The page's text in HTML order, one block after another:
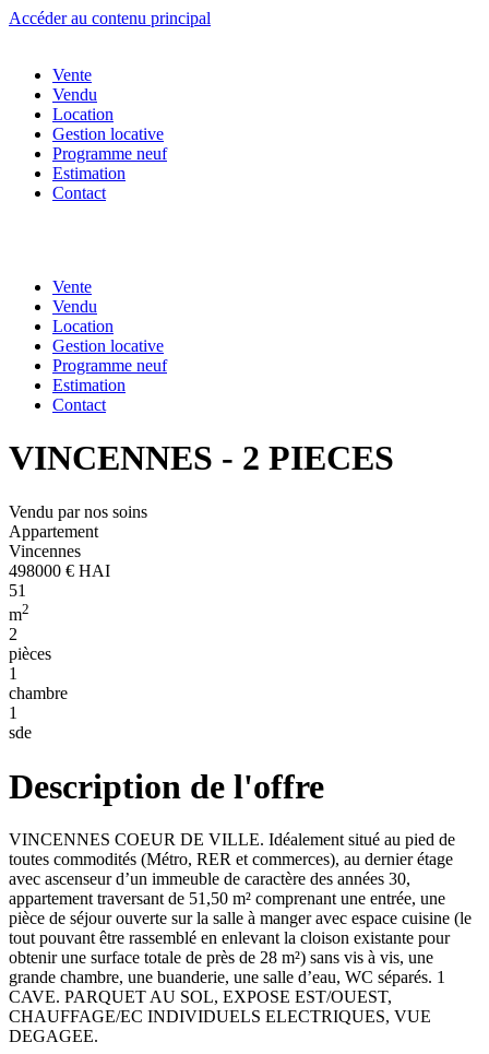
Accéder au contenu principal
Vente
Vendu
Location
Gestion locative
Programme neuf
Estimation
Contact
Vente
Vendu
Location
Gestion locative
Programme neuf
Estimation
Contact
VINCENNES - 2 PIECES
Vendu par nos soins
Appartement
Vincennes
498000 € HAI
51
m2
2
pièces
1
chambre
1
sde
Description de l'offre
VINCENNES COEUR DE VILLE. Idéalement situé au pied de
toutes commodités (Métro, RER et commerces), au dernier étage
avec ascenseur d’un immeuble de caractère des années 30,
appartement traversant de 51,50 m² comprenant une entrée, une
pièce de séjour ouverte sur la salle à manger avec espace cuisine (le
tout pouvant être rassemblé en enlevant la cloison existante pour
obtenir une surface totale de près de 28 m²) sans vis à vis, une
grande chambre, une buanderie, une salle d’eau, WC séparés. 1
CAVE. PARQUET AU SOL, EXPOSE EST/OUEST,
CHAUFFAGE/EC INDIVIDUELS ELECTRIQUES, VUE
DEGAGEE.